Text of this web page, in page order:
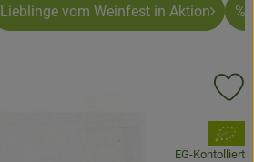
Lieblinge vom Weinfest in Aktion %
, Verband:
EG-Kontolliert